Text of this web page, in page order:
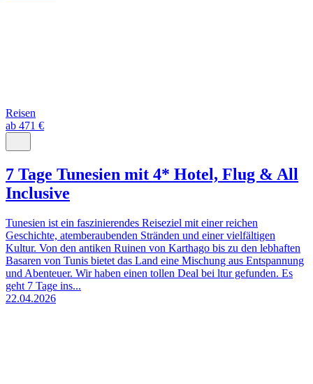
Reisen
ab 471 €
7 Tage Tunesien mit 4* Hotel, Flug & All
Inclusive
Tunesien ist ein faszinierendes Reiseziel mit einer reichen
Geschichte, atemberaubenden Stränden und einer vielfältigen
Kultur. Von den antiken Ruinen von Karthago bis zu den lebhaften
Basaren von Tunis bietet das Land eine Mischung aus Entspannung
und Abenteuer. Wir haben einen tollen Deal bei ltur gefunden. Es
geht 7 Tage ins...
22.04.2026